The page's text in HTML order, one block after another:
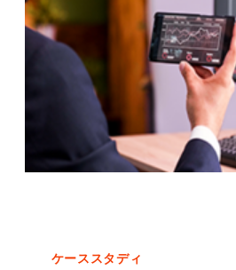
ケーススタディ